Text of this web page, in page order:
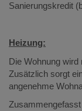
Sanierungskredit
Heizung:
Die Wohnung
Zusätzlich sorgt
angenehme